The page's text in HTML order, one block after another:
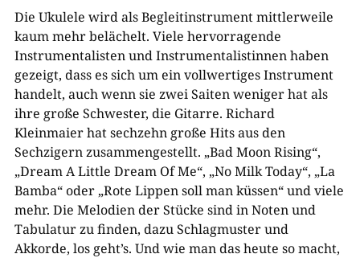
Die Ukulele wird als Begleitinstrument mittlerweile
kaum mehr belächelt. Viele hervorragende
Instrumentalisten und Instrumentalistinnen haben
gezeigt, dass es sich um ein vollwertiges Instrument
handelt, auch wenn sie zwei Saiten weniger hat als
ihre große Schwester, die Gitarre. Richard
Kleinmaier hat sechzehn große Hits aus den
Sechzigern zusammengestellt. „Bad Moon Rising“,
„Dream A Little Dream Of Me“, „No Milk Today“, „La
Bamba“ oder „Rote Lippen soll man küssen“ und viele
mehr. Die Melodien der Stücke sind in Noten und
Tabulatur zu finden, dazu Schlagmuster und
Akkorde, los geht’s. Und wie man das heute so macht,